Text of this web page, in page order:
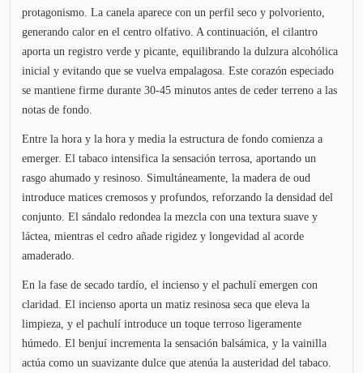
protagonismo. La canela aparece con un perfil seco y polvoriento,
generando calor en el centro olfativo. A continuación, el cilantro
aporta un registro verde y picante, equilibrando la dulzura alcohólica
inicial y evitando que se vuelva empalagosa. Este corazón especiado
se mantiene firme durante 30-45 minutos antes de ceder terreno a las
notas de fondo.
Entre la hora y la hora y media la estructura de fondo comienza a
emerger. El tabaco intensifica la sensación terrosa, aportando un
rasgo ahumado y resinoso. Simultáneamente, la madera de oud
introduce matices cremosos y profundos, reforzando la densidad del
conjunto. El sándalo redondea la mezcla con una textura suave y
láctea, mientras el cedro añade rigidez y longevidad al acorde
amaderado.
En la fase de secado tardío, el incienso y el pachulí emergen con
claridad. El incienso aporta un matiz resinosa seca que eleva la
limpieza, y el pachulí introduce un toque terroso ligeramente
húmedo. El benjuí incrementa la sensación balsámica, y la vainilla
actúa como un suavizante dulce que atenúa la austeridad del tabaco.